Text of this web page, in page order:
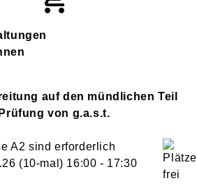
auf den mündlichen Teil
von g.a.s.t.
A2 sind erforderlich
(10-mal) 16:00 - 17:30